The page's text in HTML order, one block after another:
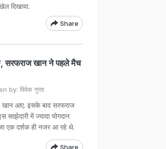
दिखाया.
Share
सरफराज खान ने पहले मैच
by: विवेक गुप्ता
खान आए. इसके बाद सरफराज
में ज्यादा योगदान
एक दर्शक ही नजर आ रहे थे.
Share